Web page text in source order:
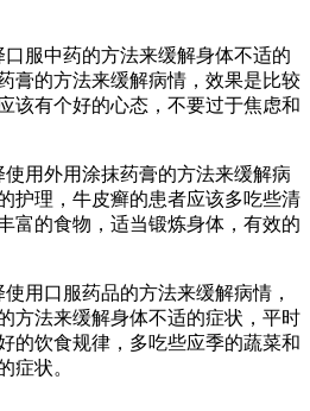
服中药的方法来缓解身体不适的
膏的方法来缓解病情，效果是比较
该有个好的心态，不要过于焦虑和
用外用涂抹药膏的方法来缓解病
护理，牛皮癣的患者应该多吃些清
富的食物，适当锻炼身体，有效的
用口服药品的方法来缓解病情，
方法来缓解身体不适的症状，平时
的饮食规律，多吃些应季的蔬菜和
症状。